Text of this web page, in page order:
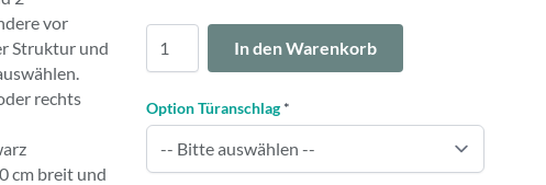
vor
Struktur und
rechts
cm breit und
In den Warenkorb
Option Türanschlag *